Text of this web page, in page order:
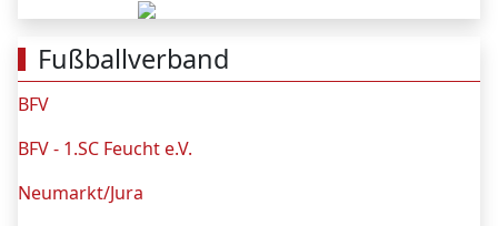
Fußballverband
BFV
BFV - 1.SC Feucht e.V.
Neumarkt/Jura